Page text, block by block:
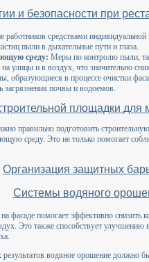
и безопасности при
работников средствами
пыли в дыхательные пути и глаза.
среду: Меры по контролю пыли,
улицы и в воздух, что значительно
образующиеся в процессе очистки
загрязнения почвы и водоемов.
площадки
правильно подготовить
среду. Это не только помогает
Организация защитных
Системы водяного
фасаде помогает эффективно снизить
Это также способствует
водяное орошение должно